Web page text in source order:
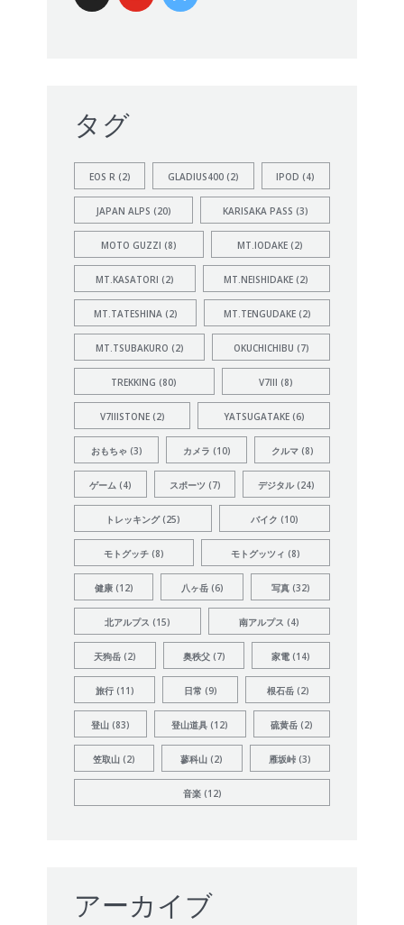
タグ
EOS R(2) GLADIUS400(2) IPOD (4)
JAPAN ALPS (20) KARISAKA PASS (3)
MOTO GUZZI (8) MT.IODAKE (2)
MT.KASATORI (2) MT.NEISHIDAKE (2)
MT.TATESHINA(2) MT.TENGUDAKE(2)
MT.TSUBAKURO (2) OKUCHICHIBU (7)
TREKKING (80) V7III (8)
V7IIISTONE(2) YATSUGATAKE(6)
おもちゃ (3) カメラ (10) クルマ(8)
ゲーム(4) スポーツ (7) デジタル(24)
トレッキング(25) バイク (10)
モトグッチ (8) モトグッツィ (8)
健康(12) 八ヶ岳(6) 写真(32)
北アルプス (15) 南アルプス (4)
天狗岳(2) 奥秩父(7) 家電 (14)
旅行(11) 日常 (9) 根石岳(2)
登山 (83) 登山道具 (12) 硫黄岳(2)
笠取山 (2) 蓼科山 (2) 雁坂峠(3)
音楽(12)
アーカイブ